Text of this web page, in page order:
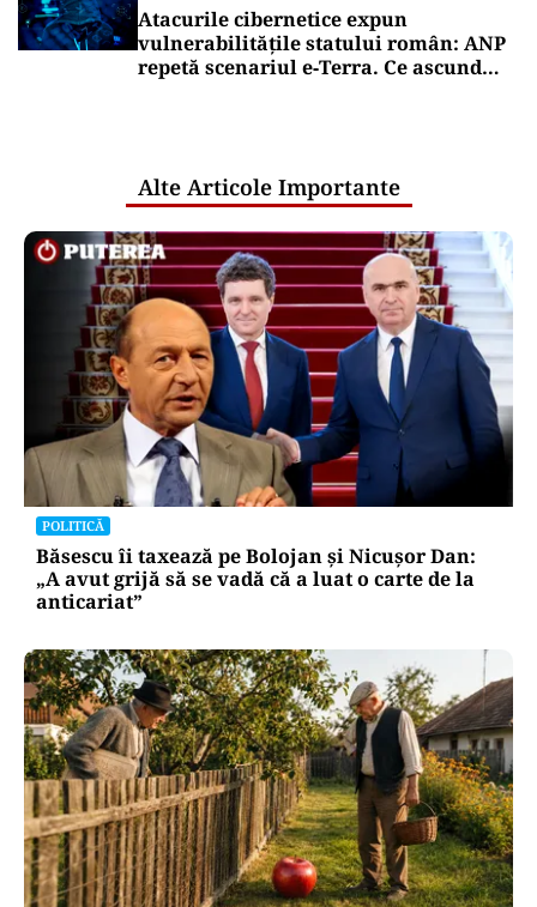
Atacurile cibernetice expun
vulnerabilitățile statului român: ANP
repetă scenariul e‑Terra. Ce ascund
Alte Articole Importante
POLITICĂ
Băsescu îi taxează pe Bolojan și Nicușor Dan:
„A avut grijă să se vadă că a luat o carte de la
anticariat”